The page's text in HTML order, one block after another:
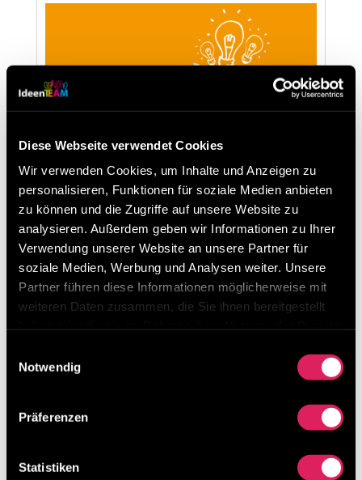
Diese Webseite verwendet Cookies
Wir verwenden Cookies, um Inhalte und Anzeigen zu
personalisieren, Funktionen für soziale Medien anbieten
zu können und die Zugriffe auf unsere Website zu
analysieren. Außerdem geben wir Informationen zu Ihrer
Verwendung unserer Website an unsere Partner für
soziale Medien, Werbung und Analysen weiter. Unsere
Partner führen diese Informationen möglicherweise mit
weiteren Daten zusammen, die Sie ihnen bereitgestellt
Notwendig
Präferenzen
Statistiken
IdeenTEAM GesmbH
vonChristian Steiner|Apr. 4, 2020|Die IdeenTEAM
Lean-Lösung,Lean und Ideenmanagement
Digitales Ideenmanagement mit der
IdeenTEAM GesmbH Herzlich willkommen auf
unserer neuen Webseite und bei unserem
Leistungsangebot über den entsprechenden
Besuchen Sie uns beim Lean Around the Clock